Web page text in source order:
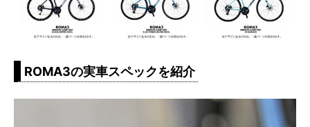
ROMA3の実車スペックを紹介